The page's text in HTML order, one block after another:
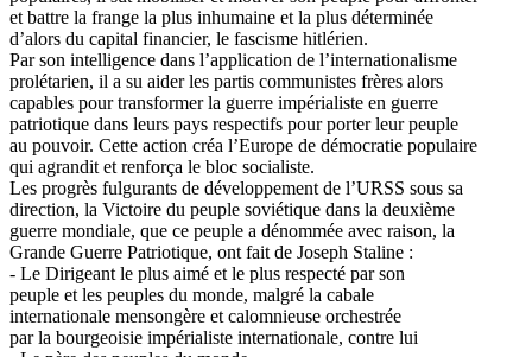
et battre la frange la plus inhumaine et la plus déterminée
d’alors du capital financier, le fascisme hitlérien.
Par son intelligence dans l’application de l’internationalisme
prolétarien, il a su aider les partis communistes frères alors
capables pour transformer la guerre impérialiste en guerre
patriotique dans leurs pays respectifs pour porter leur peuple
au pouvoir. Cette action créa l’Europe de démocratie populaire
qui agrandit et renforça le bloc socialiste.
Les progrès fulgurants de développement de l’URSS sous sa
direction, la Victoire du peuple soviétique dans la deuxième
guerre mondiale, que ce peuple a dénommée avec raison, la
Grande Guerre Patriotique, ont fait de Joseph Staline :
- Le Dirigeant le plus aimé et le plus respecté par son
peuple et les peuples du monde, malgré la cabale
internationale mensongère et calomnieuse orchestrée
par la bourgeoisie impérialiste internationale, contre lui